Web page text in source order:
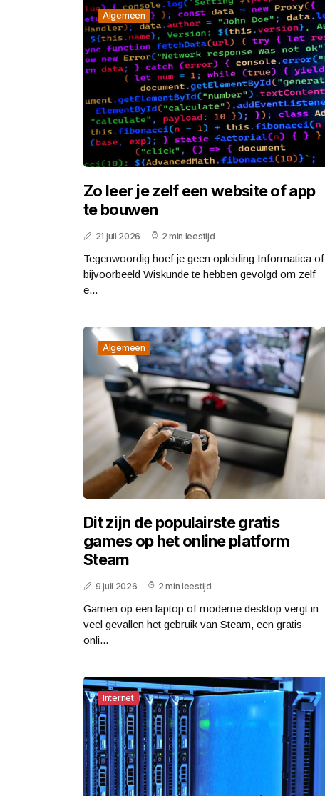
Algemeen
Zo leer je zelf een website of app
te bouwen
21 juli 2026 2 min leestijd
Tegenwoordig hoef je geen opleiding Informatica of
bijvoorbeeld Wiskunde te hebben gevolgd om zelf
e...
Algemeen
Dit zijn de populairste gratis
games op het online platform
Steam
9 juli 2026 2 min leestijd
Gamen op een laptop of moderne desktop vergt in
veel gevallen het gebruik van Steam, een gratis
onli...
Internet